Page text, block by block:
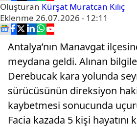
Oluşturan Kürşat Muratcan Kılıç
Eklenme 26.07.2026 - 12:11
Antalya’nın Manavgat
meydana geldi. Alınan
Derebucak kara yolunda
sürücüsünün direksiyon
kaybetmesi sonucunda
Facia kazada 5 kişi hayatını